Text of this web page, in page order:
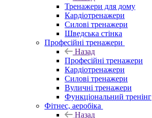
Тренажери для дому
Кардіотренажери
Силові тренажери
Шведська стінка
Професійні тренажери
Назад
Професійні тренажери
Кардіотренажери
Силові тренажери
Вуличні тренажери
Функціональний тренінг
Фітнес, аеробіка
Назад